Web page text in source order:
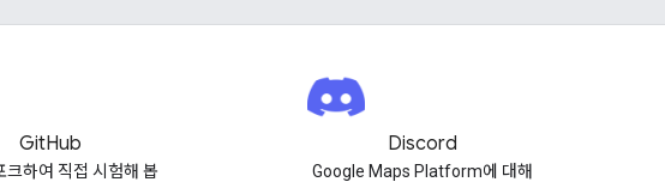
GitHub
크하여 직접 시험해 봅
Discord
Google Maps Platform에 대해